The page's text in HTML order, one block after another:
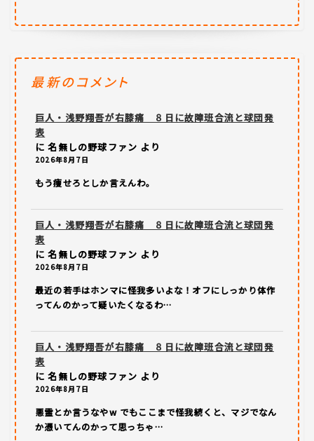
最新のコメント
巨人・浅野翔吾が右膝痛 ８日に故障班合流と球団発
表
に名無しの野球ファン より
2026年8月7日
もう痩せろとしか言えんわ。
巨人・浅野翔吾が右膝痛 ８日に故障班合流と球団発
表
に名無しの野球ファン より
2026年8月7日
最近の若手はホンマに怪我多いよな！オフにしっかり体作
ってんのかって疑いたくなるわ…
巨人・浅野翔吾が右膝痛 ８日に故障班合流と球団発
表
に名無しの野球ファン より
2026年8月7日
悪霊とか言うなやw でもここまで怪我続くと、マジでなん
か憑いてんのかって思っちゃ…